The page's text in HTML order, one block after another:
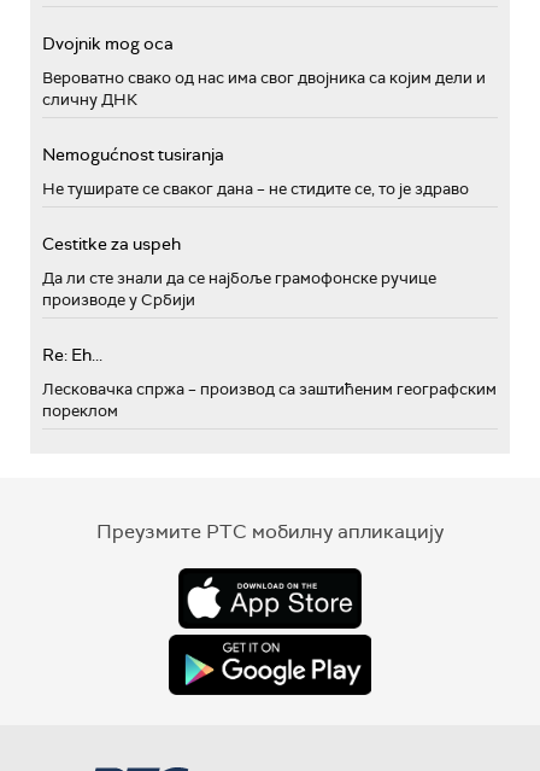
Dvojnik mog oca
Вероватно свако од нас има свог двојника са којим дели и
сличну ДНК
Nemogućnost tusiranja
Не туширате се сваког дана – не стидите се, то је здраво
Cestitke za uspeh
Да ли сте знали да се најбоље грамофонске ручице
производе у Србији
Re: Eh...
Лесковачка спржа – производ са заштићеним географским
пореклом
Преузмите РТС мобилну апликацију